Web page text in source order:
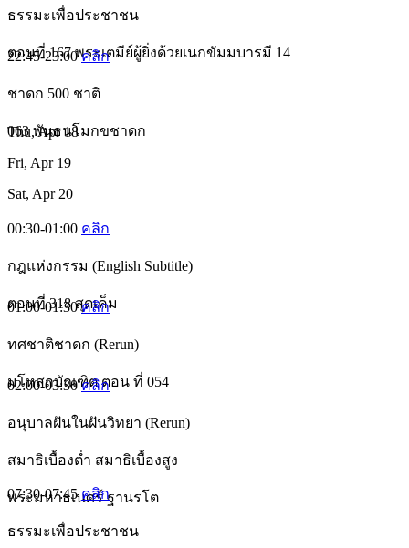
ธรรมะเพื่อประชาชน
ตอนที่ 167 พระเตมีย์ผู้ยิ่งด้วยเนกขัมมบารมี 14
22:45-23:00คลิก
ชาดก 500 ชาติ
063 พันธนโมกขชาดก
Thu, Apr 18
Fri, Apr 19
Sat, Apr 20
00:30-01:00 คลิก
กฎแห่งกรรม (English Subtitle)
ตอนที่ 318 สุดเค็ม
01:00-01:30คลิก
ทศชาติชาดก (Rerun)
มโหสถบัณฑิต ตอน ที่ 054
02:00-03:30คลิก
อนุบาลฝันในฝันวิทยา (Rerun)
สมาธิเบื้องต่ำ สมาธิเบื้องสูง
พระมหาธเนศร์ ฐานรโต
07:30-07:45คลิก
ธรรมะเพื่อประชาชน